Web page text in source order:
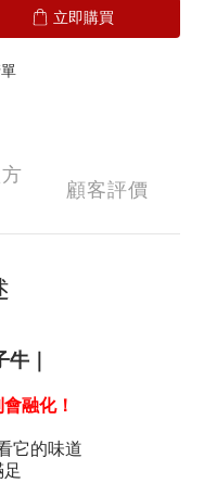
立即購買
顧客評價
｜
融化！
它的味道